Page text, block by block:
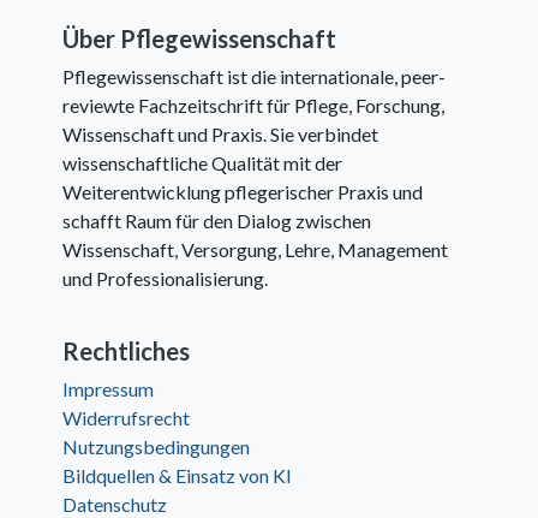
Über Pflegewissenschaft
Pflegewissenschaft ist die internationale, peer-
reviewte Fachzeitschrift für Pflege, Forschung,
Wissenschaft und Praxis. Sie verbindet
wissenschaftliche Qualität mit der
Weiterentwicklung pflegerischer Praxis und
schafft Raum für den Dialog zwischen
Wissenschaft, Versorgung, Lehre, Management
und Professionalisierung.
Rechtliches
Impressum
Widerrufsrecht
Nutzungsbedingungen
Bildquellen & Einsatz von KI
Datenschutz